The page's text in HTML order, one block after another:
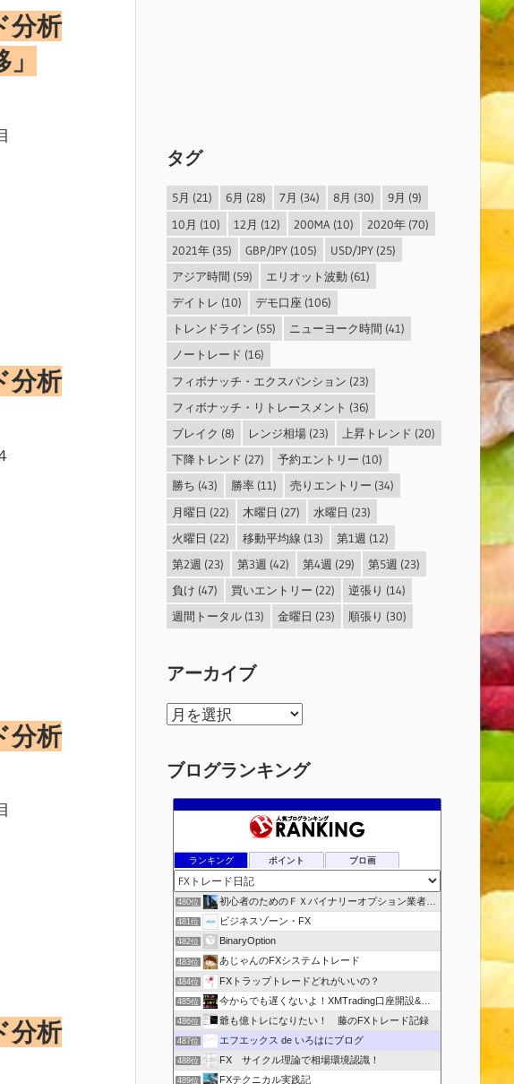
分析
分析
分析
分析
タグ
5月 (21) 6月 (28) 7月 (34) 8月 (30) 9月 (9)
10月 (10) 12月 (12) 200MA (10) 2020年 (70)
2021年 (35) GBP/JPY (105) USD/JPY (25)
アジア時間 (59) エリオット波動 (61)
デイトレ (10) デモ口座 (106)
トレンドライン (55) ニューヨーク時間 (41)
ノートレード (16)
フィボナッチ・エクスパンション (23)
フィボナッチ・リトレースメント (36)
ブレイク (8) レンジ相場 (23) 上昇トレンド (20)
下降トレンド (27) 予約エントリー (10)
勝ち (43) 勝率 (11) 売りエントリー (34)
月曜日 (22) 木曜日 (27) 水曜日 (23)
火曜日 (22) 移動平均線 (13) 第1週 (12)
第2週 (23) 第3週 (42) 第4週 (29) 第5週 (23)
負け (47) 買いエントリー (22) 逆張り (14)
週間トータル (13) 金曜日 (23) 順張り (30)
アーカイブ
ア
カ
ブ
ブログランキング
ランキング ポイント ブロ画
480位 初心者のためのＦＸバイナリーオプション業者比較.com
481位 ビジネスゾーン・FX
482位 BinaryOption
483位 あじゃんのFXシステムトレード
484位 FXトラップトレードどれがいいの？
485位 今からでも遅くないよ！XMTrading口座開設&攻略ブログ
486位 爺も億トレになりたい！ 藤のFXトレード記録
487位 エフエックス de いろはにブログ
488位 FX サイクル理論で相場環境認識！
489位 FXテクニカル実践記